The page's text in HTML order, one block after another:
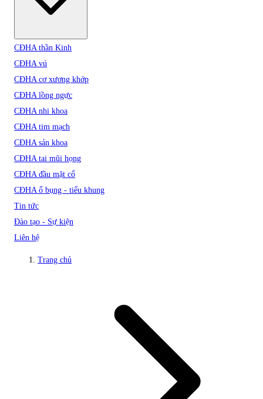
CĐHA thần Kinh
CĐHA vú
CĐHA cơ xương khớp
CĐHA lồng ngực
CĐHA nhi khoa
CĐHA tim mạch
CĐHA sản khoa
CĐHA tai mũi họng
CĐHA đầu mặt cổ
CĐHA ổ bụng - tiểu khung
Tin tức
Đào tạo - Sự kiện
Liên hệ
Trang chủ